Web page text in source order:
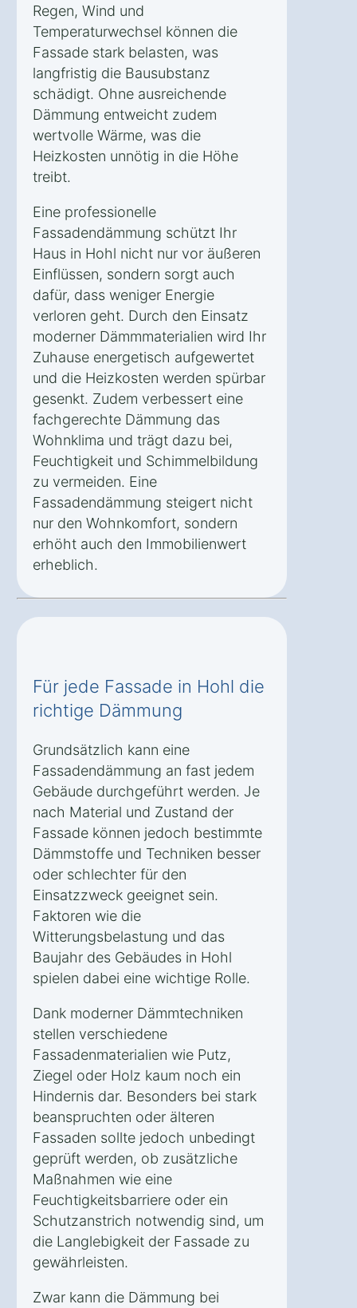
Regen, Wind und
Temperaturwechsel können die
Fassade stark belasten, was
langfristig die Bausubstanz
schädigt. Ohne ausreichende
Dämmung entweicht zudem
wertvolle Wärme, was die
Heizkosten unnötig in die Höhe
treibt.
Eine professionelle
Fassadendämmung schützt Ihr
Haus in Hohl nicht nur vor äußeren
Einflüssen, sondern sorgt auch
dafür, dass weniger Energie
verloren geht. Durch den Einsatz
moderner Dämmmaterialien wird Ihr
Zuhause energetisch aufgewertet
und die Heizkosten werden spürbar
gesenkt. Zudem verbessert eine
fachgerechte Dämmung das
Wohnklima und trägt dazu bei,
Feuchtigkeit und Schimmelbildung
zu vermeiden. Eine
Fassadendämmung steigert nicht
nur den Wohnkomfort, sondern
erhöht auch den Immobilienwert
erheblich.
Für jede Fassade in Hohl die
richtige Dämmung
Grundsätzlich kann eine
Fassadendämmung an fast jedem
Gebäude durchgeführt werden. Je
nach Material und Zustand der
Fassade können jedoch bestimmte
Dämmstoffe und Techniken besser
oder schlechter für den
Einsatzzweck geeignet sein.
Faktoren wie die
Witterungsbelastung und das
Baujahr des Gebäudes in Hohl
spielen dabei eine wichtige Rolle.
Dank moderner Dämmtechniken
stellen verschiedene
Fassadenmaterialien wie Putz,
Ziegel oder Holz kaum noch ein
Hindernis dar. Besonders bei stark
beanspruchten oder älteren
Fassaden sollte jedoch unbedingt
geprüft werden, ob zusätzliche
Maßnahmen wie eine
Feuchtigkeitsbarriere oder ein
Schutzanstrich notwendig sind, um
die Langlebigkeit der Fassade zu
gewährleisten.
Zwar kann die Dämmung bei